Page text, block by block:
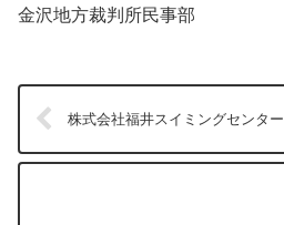
金沢地方裁判所民事部
株式会社福井スイミングセンター